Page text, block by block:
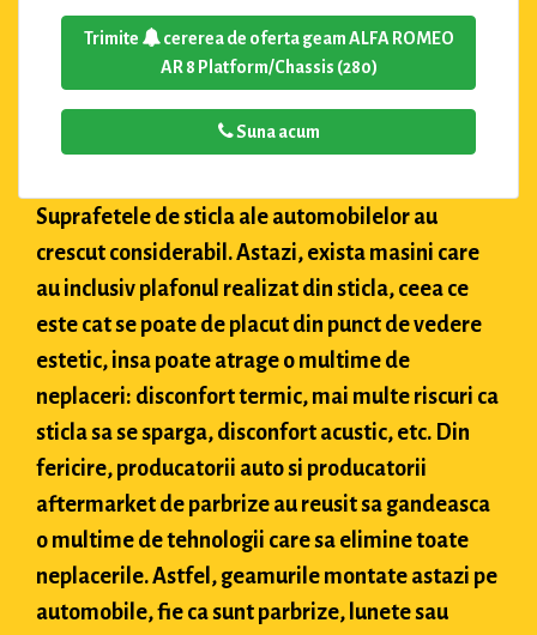
Trimite
cererea de oferta geam ALFA ROMEO
AR 8 Platform/Chassis (280)
Suna acum
Suprafetele de sticla ale automobilelor au
crescut considerabil. Astazi, exista masini care
au inclusiv plafonul realizat din sticla, ceea ce
este cat se poate de placut din punct de vedere
estetic, insa poate atrage o multime de
neplaceri: disconfort termic, mai multe riscuri ca
sticla sa se sparga, disconfort acustic, etc. Din
fericire, producatorii auto si producatorii
aftermarket de parbrize au reusit sa gandeasca
o multime de tehnologii care sa elimine toate
neplacerile. Astfel, geamurile montate astazi pe
automobile, fie ca sunt parbrize, lunete sau